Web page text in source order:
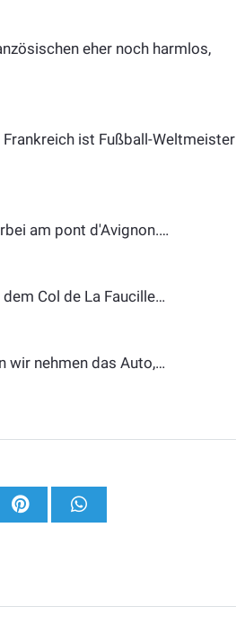
eher noch harmlos,
ist Fußball-Weltmeister
am pont d'Avignon.…
Col de La Faucille…
wir nehmen das Auto,…